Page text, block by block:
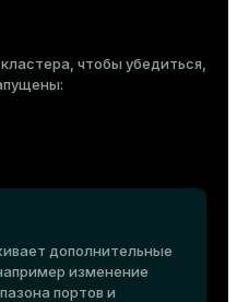
чтобы убедиться,
дополнительные
изменение
портов и